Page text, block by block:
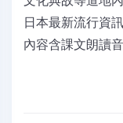
日本最新流行資
內容含課文朗讀